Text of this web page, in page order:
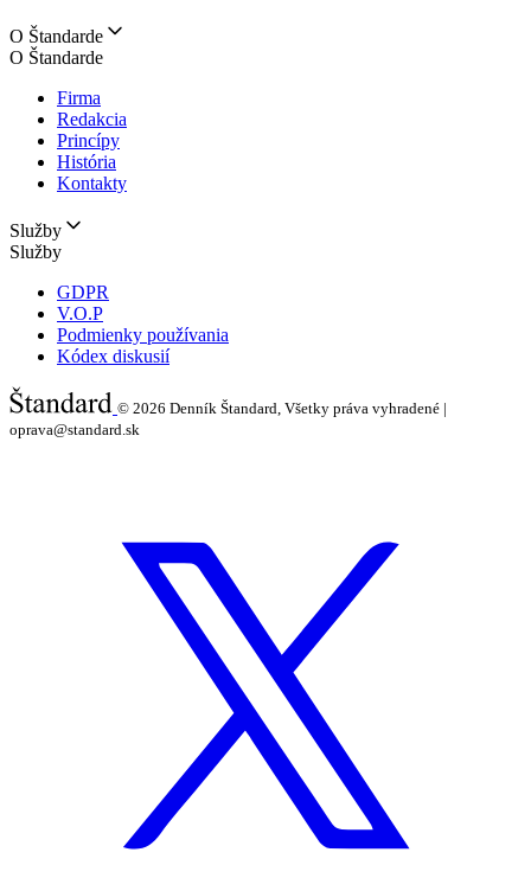
O Štandarde
O Štandarde
Firma
Redakcia
Princípy
História
Kontakty
Služby
Služby
GDPR
V.O.P
Podmienky používania
Kódex diskusií
© 2026 Denník Štandard, Všetky práva vyhradené |
oprava@standard.sk